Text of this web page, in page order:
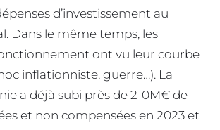
d’investissement au
Dans le même temps, les
ont vu leur courbe
inflationniste, guerre…). La
a déjà subi près de 210M€ de
et non compensées en 2023 et